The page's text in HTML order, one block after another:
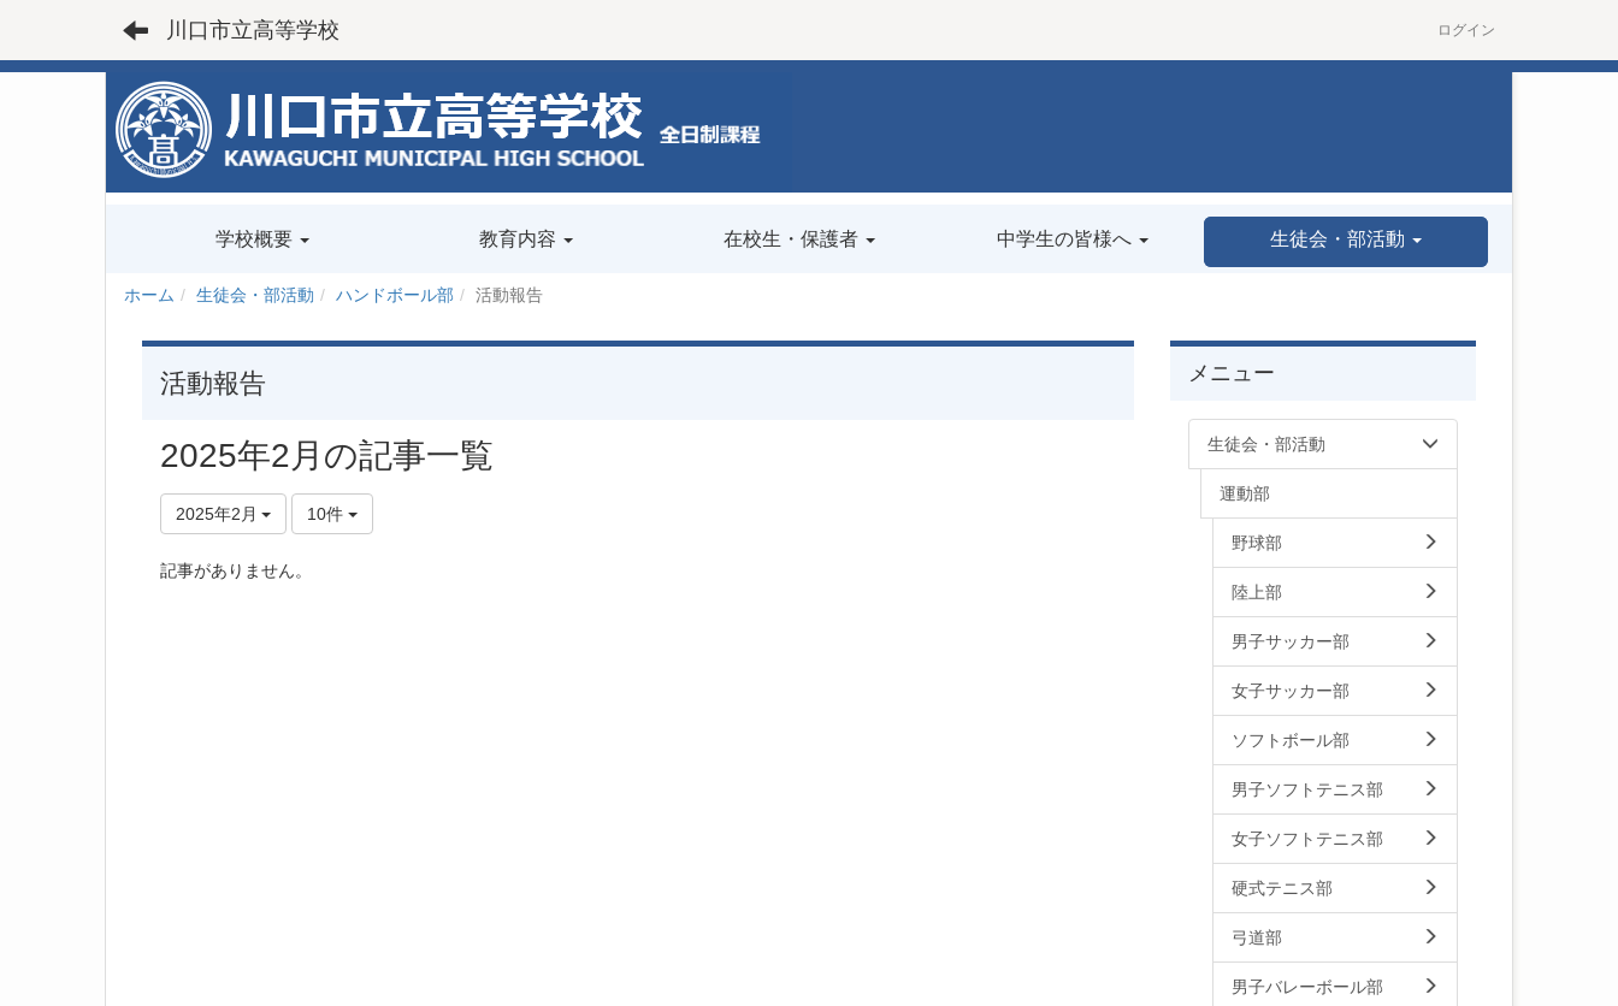
川口市立高等学校 ログイン
学校概要 教育内容 在校生・保護者 中学生の皆様へ 生徒会・部活動
ホーム 生徒会・部活動 ハンドボール部 活動報告
活動報告
2025年2月の記事一覧
2025年2月 10件
記事がありません。
メニュー
生徒会・部活動
運動部
野球部
陸上部
男子サッカー部
女子サッカー部
ソフトボール部
男子ソフトテニス部
女子ソフトテニス部
硬式テニス部
弓道部
男子バレーボール部